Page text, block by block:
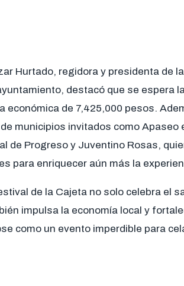
Hurtado, regidora y presidenta de
destacó que se espera
económica de 7,425,000 pesos.
municipios invitados como
de Progreso y Juventino Rosas,
para enriquecer aún más la
de la Cajeta no solo celebra el
impulsa la economía local y
como un evento imperdible para